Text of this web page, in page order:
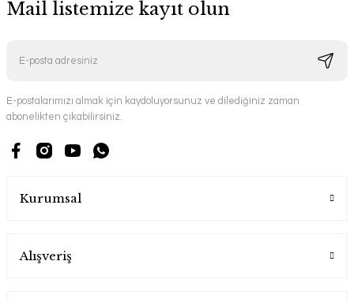
Mail listemize kayıt olun
E-postalarımızı almak için kaydoluyorsunuz ve dilediğiniz zaman
abonelikten çıkabilirsiniz.
Kurumsal
Alışveriş